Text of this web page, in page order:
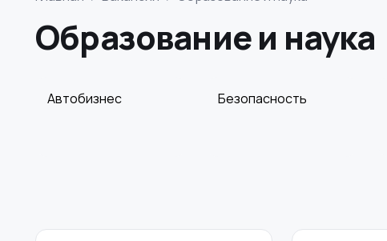
Образование и наука
Автобизнес Безопасность